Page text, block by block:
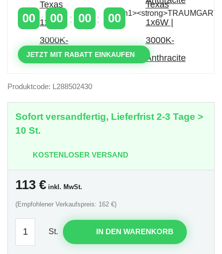
00 00
STUNDEN
00 00
JETZT MIT RABATT EINKAUFEN
Produktcode: L288502430
Sofort versandfertig, Lieferfrist 2-3 Tage >
10 St.
KOSTENLOSER VERSAND
113 € inkl. MwSt.
(Empfohlener Verkaufspreis: 162 €)
St. IN DEN WARENKORB